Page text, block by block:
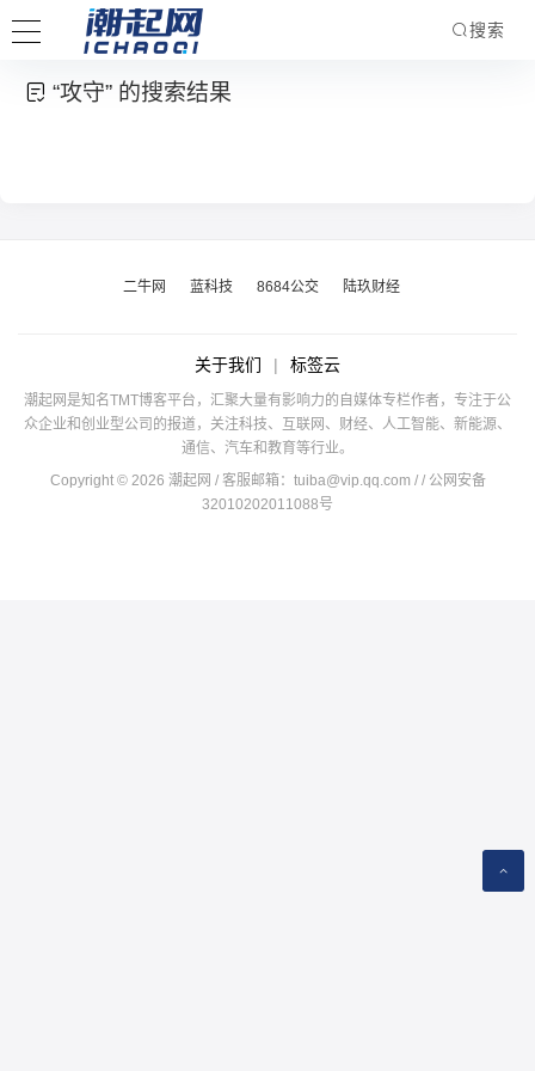
搜索
“攻守” 的搜索结果
二牛网 蓝科技 8684公交 陆玖财经
关于我们 | 标签云
潮起网是知名TMT博客平台，汇聚大量有影响力的自媒体专栏作者，专注于公
众企业和创业型公司的报道，关注科技、互联网、财经、人工智能、新能源、
通信、汽车和教育等行业。
Copyright © 2026 潮起网 / 客服邮箱： tuiba@vip.qq.com / / 公网安备
32010202011088号